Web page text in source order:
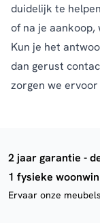
duidelijk te
of na je
Kun je het
dan gerust
zorgen we
2 jaar garantie -
1 fysieke
Ervaar onze